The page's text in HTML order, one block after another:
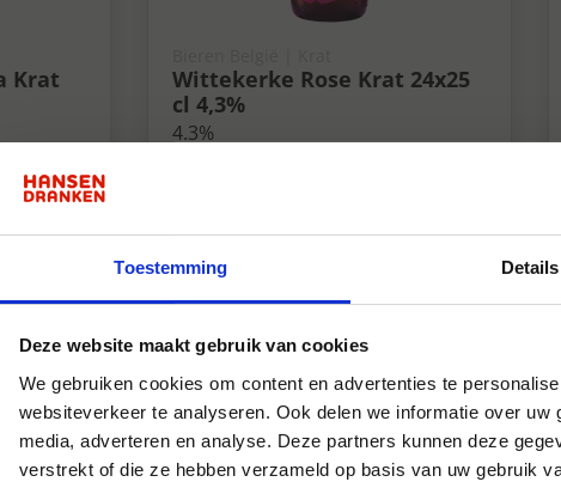
Toestemming Details
Deze website maakt gebruik van cookies
We gebruiken cookies om content en advertenties te
websiteverkeer te analyseren. Ook delen we informatie over
media, adverteren en analyse. Deze partners kunnen deze
verstrekt of die ze hebben verzameld op basis van uw gebruik
Krat
Wittekerke Rose Krat 24x25
cl 4,3%
4.3%